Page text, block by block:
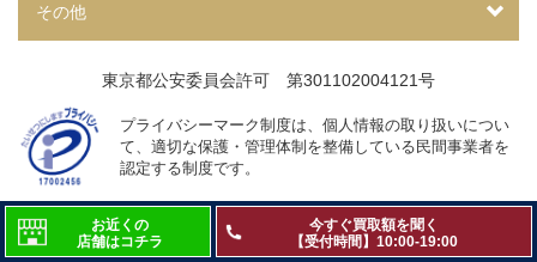
その他
東京都公安委員会許可 第301102004121号
プライバシーマーク制度は、個人情報の取り扱いについ
て、適切な保護・管理体制を整備している民間事業者を
認定する制度です。
お近くの
店舗はコチラ
今すぐ買取額を聞く
【受付時間】10:00-19:00
©2016 Valuence Japan Inc.